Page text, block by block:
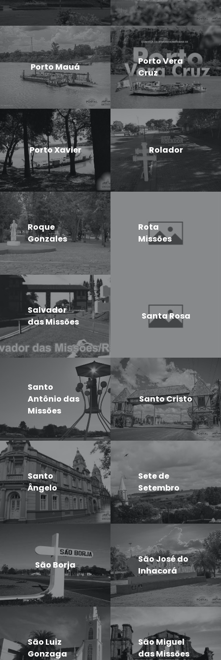
Porto Mauá
Porto Vera
Cruz
Porto Xavier Rolador
Roque
Gonzales
Rota
Missões
Salvador
das Missões
Santa Rosa
Santo
Antônio das
Missões
Santo Cristo
Santo
Ângelo
Sete de
Setembro
São Borja
São José do
Inhacorá
São Luiz
Gonzaga
São Miguel
das Missões